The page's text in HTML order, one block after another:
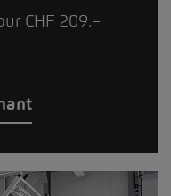
CHF 209.–